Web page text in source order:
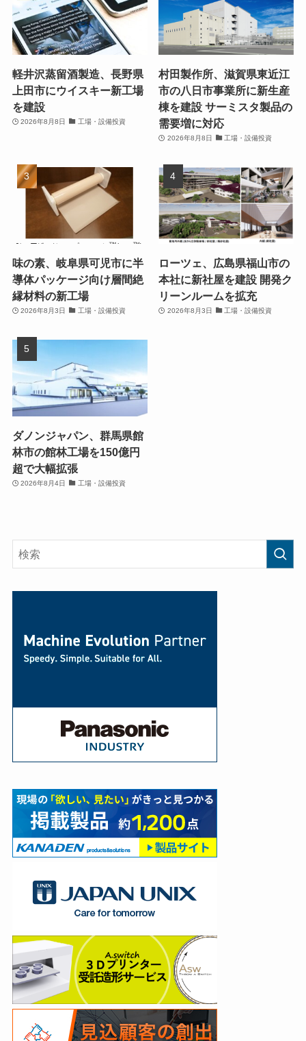
軽井沢蒸留酒製造、長野県
上田市にウイスキー新工場
を建設
2026年8月8日 工場・設備投資
村田製作所、滋賀県東近江
市の八日市事業所に新生産
棟を建設 サーミスタ製品の
需要増に対応
2026年8月8日 工場・設備投資
味の素、岐阜県可児市に半
導体パッケージ向け層間絶
縁材料の新工場
2026年8月3日 工場・設備投資
ローツェ、広島県福山市の
本社に新社屋を建設 開発ク
リーンルームを拡充
2026年8月3日 工場・設備投資
ダノンジャパン、群馬県館
林市の館林工場を150億円
超で大幅拡張
2026年8月4日 工場・設備投資